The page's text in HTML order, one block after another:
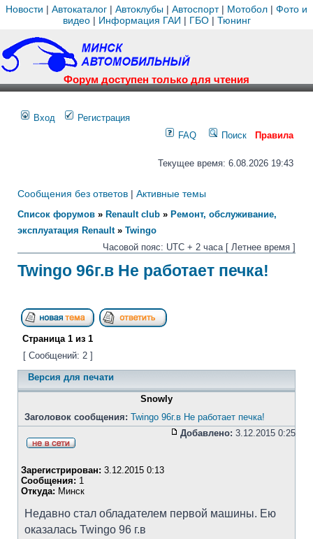
Новости | Автокаталог | Автоклубы | Автоспорт| Мотобол | Фото и
видео| Информация ГАИ | ГБО| Тюнинг
Форум доступен только для чтения
Вход
Регистрация
FAQ
Поиск Правила
Текущее время: 6.08.2026 19:43
Сообщения без ответов | Активные темы
Список форумов » Renault club » Ремонт, обслуживание,
эксплуатация Renault» Twingo
Часовой пояс: UTC + 2 часа [ Летнее время ]
Twingo 96г.в Не работает печка!
Страница 1 из 1
[ Сообщений: 2 ]
Версия для печати
Snowly
Заголовок сообщения: Twingo 96г.в Не работает печка!
Добавлено: 3.12.2015 0:25
Зарегистрирован: 3.12.2015 0:13
Сообщения: 1
Откуда: Минск
Недавно стал обладателем первой машины. Ею
оказалась Twingo 96 г.в